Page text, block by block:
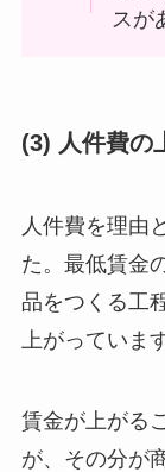
スが
(3) 人件費の
人件費を理由
た。最低賃金
品をつくる工
上がっていま
賃金が上がる
が、その分が